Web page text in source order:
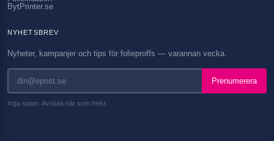
BytPrinter.se
NYHETSBREV
Nyheter, kampanjer och tips för folieproffs — varannan vecka.
Prenumerera
Inga spam. Avsluta när som helst.